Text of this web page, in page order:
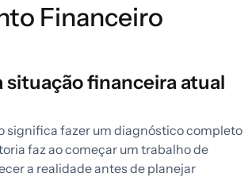
Financeiro
situação financeira atual
significa fazer um diagnóstico completo
faz ao começar um trabalho de
a realidade antes de planejar